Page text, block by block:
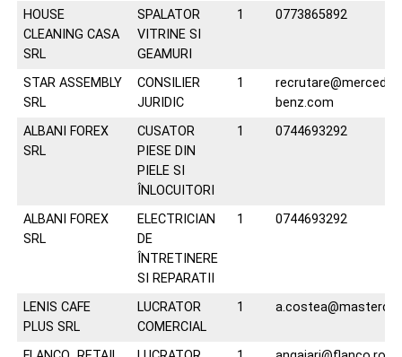
HOUSE
CLEANING CASA
SRL
SPALATOR
VITRINE SI
GEAMURI
1 0773865892
STAR ASSEMBLY
SRL
CONSILIER
JURIDIC
1
benz.com
ALBANI FOREX
SRL
CUSATOR
PIESE DIN
PIELE SI
ÎNLOCUITORI
1 0744693292
ALBANI FOREX
SRL
ELECTRICIAN
DE
ÎNTRETINERE
SI REPARATII
1 0744693292
LENIS CAFE
PLUS SRL
LUCRATOR
COMERCIAL
1